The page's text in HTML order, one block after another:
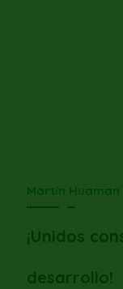
Martín
¡Unidos
desarrollo!